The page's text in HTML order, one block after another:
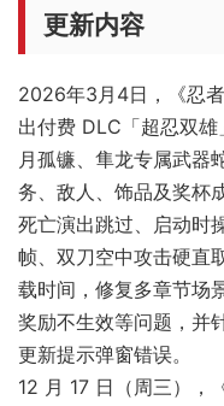
更新内容
2026年3月4日，《忍
出付费 DLC「超忍双
月孤镰、隼龙专属武器
务、敌人、饰品及奖杯
死亡演出跳过、启动时
帧、双刀空中攻击硬直
载时间，修复多章节场
奖励不生效等问题，并
更新提示弹窗错误。
12 月 17 日（周三），